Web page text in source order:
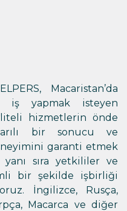
Macaristan’da
iş yapmak isteyen
hizmetlerin önde
bir sonucu ve
garanti etmek
sıra yetkililer ve
bir şekilde işbirliği
İngilizce, Rusça,
Macarca ve diğer